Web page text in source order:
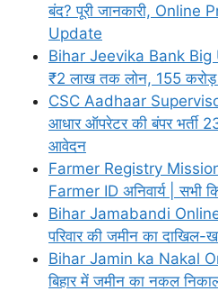
बंद? पूरी जानकारी,
Update
Bihar Jeevika Bank Big
₹2 लाख तक लोन, 155 करोड़
CSC Aadhaar
आधार ऑपरेटर की बंपर भर्ती
आवेदन
Farmer Registry
Farmer ID अनिवार्य | सभी
Bihar Jamabandi
परिवार की जमीन का दाखिल-
Bihar Jamin ka Nakal
बिहार में जमीन का नकल